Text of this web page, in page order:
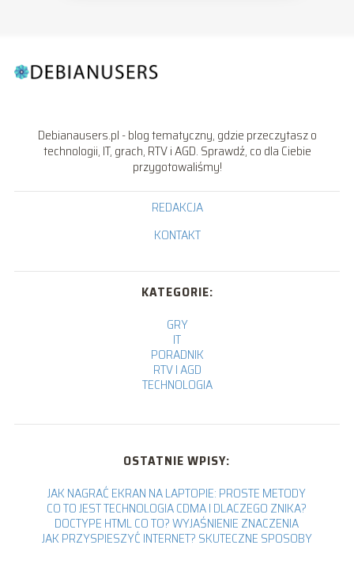
Debianausers.pl - blog tematyczny, gdzie przeczytasz o
technologii, IT, grach, RTV i AGD. Sprawdź, co dla Ciebie
przygotowaliśmy!
REDAKCJA
KONTAKT
KATEGORIE:
GRY
IT
PORADNIK
RTV I AGD
TECHNOLOGIA
OSTATNIE WPISY:
JAK NAGRAĆ EKRAN NA LAPTOPIE: PROSTE METODY
CO TO JEST TECHNOLOGIA CDMA I DLACZEGO ZNIKA?
DOCTYPE HTML CO TO? WYJAŚNIENIE ZNACZENIA
JAK PRZYSPIESZYĆ INTERNET? SKUTECZNE SPOSOBY